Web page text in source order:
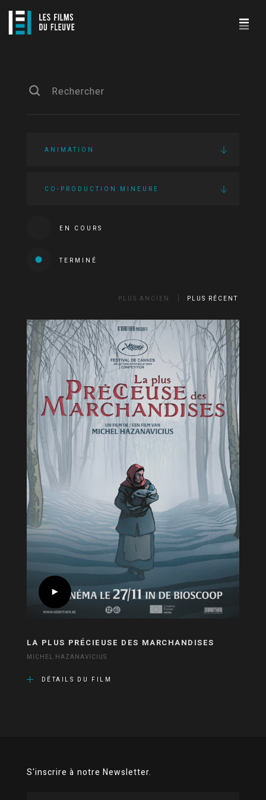
ANIMATION
CO-PRODUCTION MINEURE
EN COURS
TERMINÉ
PLUS ANCIEN PLUS RÉCENT
LA PLUS PRÉCIEUSE DES MARCHANDISES
MICHEL HAZANAVICIUS
DÉTAILS DU FILM
S'inscrire à notre Newsletter.